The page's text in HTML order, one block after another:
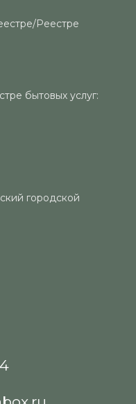
Реестре
бытовых услуг:
городской